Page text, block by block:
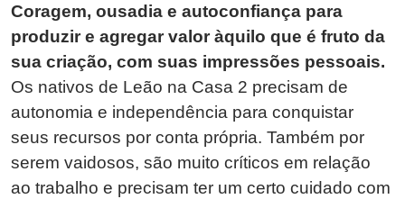
Coragem, ousadia e autoconfiança para
produzir e agregar valor àquilo que é fruto da
sua criação, com suas impressões pessoais.
Os nativos de Leão na Casa 2 precisam de
autonomia e independência para conquistar
seus recursos por conta própria. Também por
serem vaidosos, são muito críticos em relação
ao trabalho e precisam ter um certo cuidado com